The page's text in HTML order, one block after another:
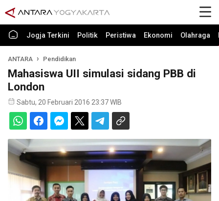
Jogja Terkini Politik Peristiwa Ekonomi Olahraga
ANTARA Pendidikan
Mahasiswa UII simulasi sidang PBB di
London
Sabtu, 20 Februari 2016 23:37 WIB